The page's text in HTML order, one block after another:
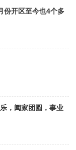
份开区至今也4个多
，阖家团圆，事业